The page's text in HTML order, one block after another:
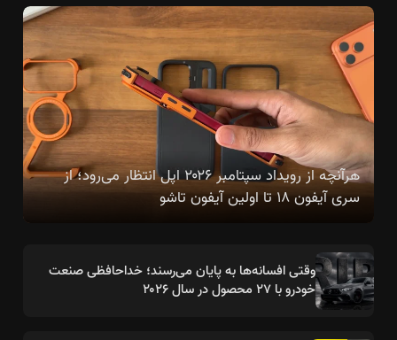
هرآنچه از رویداد سپتامبر ۲۰۲۶ اپل انتظار می‌رود؛ از
سری آیفون ۱۸ تا اولین آیفون تاشو
وقتی افسانه‌ها به پایان می‌رسند؛ خداحافظی صنعت
خودرو با ۲۷ محصول در سال ۲۰۲۶